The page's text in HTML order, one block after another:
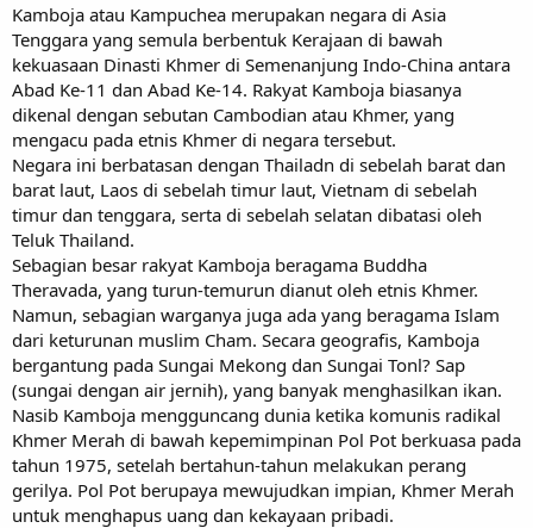
e
r
Kamboja atau Kampuchea merupakan negara di Asia
Tenggara yang semula berbentuk Kerajaan di bawah
kekuasaan Dinasti Khmer di Semenanjung Indo-China antara
Abad Ke-11 dan Abad Ke-14. Rakyat Kamboja biasanya
dikenal dengan sebutan Cambodian atau Khmer, yang
mengacu pada etnis Khmer di negara tersebut.
Negara ini berbatasan dengan Thailadn di sebelah barat dan
barat laut, Laos di sebelah timur laut, Vietnam di sebelah
timur dan tenggara, serta di sebelah selatan dibatasi oleh
Teluk Thailand.
Sebagian besar rakyat Kamboja beragama Buddha
Theravada, yang turun-temurun dianut oleh etnis Khmer.
Namun, sebagian warganya juga ada yang beragama Islam
dari keturunan muslim Cham. Secara geografis, Kamboja
bergantung pada Sungai Mekong dan Sungai Tonl? Sap
(sungai dengan air jernih), yang banyak menghasilkan ikan.
Nasib Kamboja mengguncang dunia ketika komunis radikal
Khmer Merah di bawah kepemimpinan Pol Pot berkuasa pada
tahun 1975, setelah bertahun-tahun melakukan perang
gerilya. Pol Pot berupaya mewujudkan impian, Khmer Merah
untuk menghapus uang dan kekayaan pribadi.